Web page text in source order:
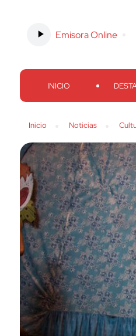
Emisora Online
INICIO
Inicio Noticias